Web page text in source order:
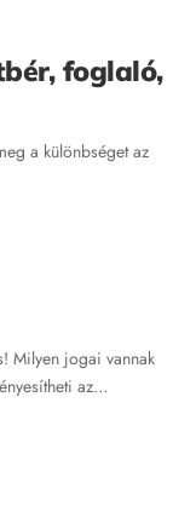
foglaló,
a különbséget az
Milyen jogai vannak
az…